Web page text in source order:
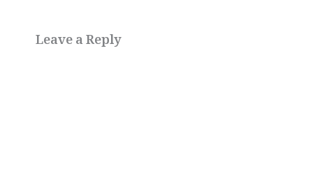
Leave a Reply